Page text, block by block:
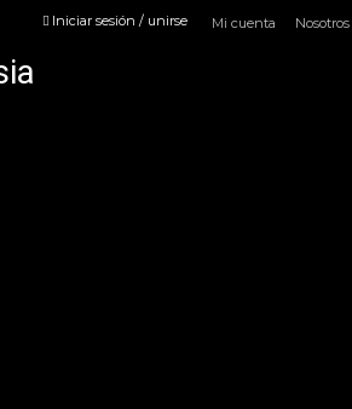
Iniciar sesión / unirse Mi cuenta Nosotros